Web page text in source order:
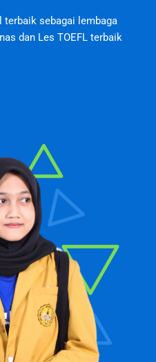
terbaik sebagai lembaga
dan Les TOEFL terbaik